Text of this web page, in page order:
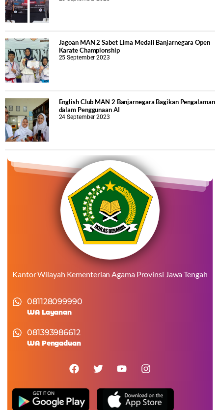
Jagoan MAN 2 Sabet Lima Medali Banjarnegara Open
Karate Championship
25 September 2023
English Club MAN 2 Banjarnegara Bagikan Pengalaman
dalam Penggunaan AI
24 September 2023
Kantor Wilayah Kementerian Agama Provinsi Jawa Tengah
081128099990
WA Layanan
081393986612
WA Pengaduan